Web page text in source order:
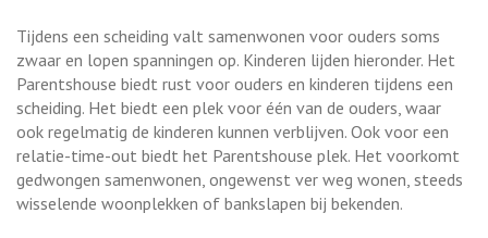
Tijdens een scheiding valt samenwonen voor ouders soms
zwaar en lopen spanningen op. Kinderen lijden hieronder. Het
Parentshouse biedt rust voor ouders en kinderen tijdens een
scheiding. Het biedt een plek voor één van de ouders, waar
ook regelmatig de kinderen kunnen verblijven. Ook voor een
relatie-time-out biedt het Parentshouse plek. Het voorkomt
gedwongen samenwonen, ongewenst ver weg wonen, steeds
wisselende woonplekken of bankslapen bij bekenden.